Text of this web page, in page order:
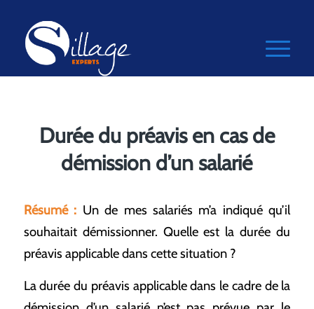
Durée du préavis en cas de
démission d’un salarié
Résumé : Un de mes salariés m’a indiqué qu’il
souhaitait démissionner. Quelle est la durée du
préavis applicable dans cette situation ?
La durée du préavis applicable dans le cadre de la